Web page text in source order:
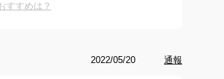
すすめは？
2022/05/20 通報